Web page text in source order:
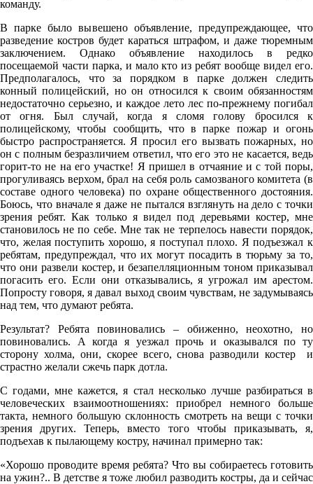
команду.
В парке было вывешено объявление, предупреждающее, что
разведение костров будет караться штрафом, и даже тюремным
заключением. Однако объявление находилось в редко
посещаемой части парка, и мало кто из ребят вообще видел его.
Предполагалось, что за порядком в парке должен следить
конный полицейский, но он относился к своим обязанностям
недостаточно серьезно, и каждое лето лес по-прежнему погибал
от огня. Был случай, когда я сломя голову бросился к
полицейскому, чтобы сообщить, что в парке пожар и огонь
быстро распространяется. Я просил его вызвать пожарных, но
он с полным безразличием ответил, что его это не касается, ведь
горит-то не на его участке! Я пришел в отчаяние и с той поры,
прогуливаясь верхом, брал на себя роль самозваного комитета (в
составе одного человека) по охране общественного достояния.
Боюсь, что вначале я даже не пытался взглянуть на дело с точки
зрения ребят. Как только я видел под деревьями костер, мне
становилось не по себе. Мне так не терпелось навести порядок,
что, желая поступить хорошо, я поступал плохо. Я подъезжал к
ребятам, предупреждал, что их могут посадить в тюрьму за то,
что они развели костер, и безапелляционным тоном приказывал
погасить его. Если они отказывались, я угрожал им арестом.
Попросту говоря, я давал выход своим чувствам, не задумываясь
над тем, что думают ребята.
Результат? Ребята повиновались – обиженно, неохотно, но
повиновались. А когда я уезжал прочь и оказывался по ту
сторону холма, они, скорее всего, снова разводили костер и
страстно желали сжечь парк дотла.
С годами, мне кажется, я стал несколько лучше разбираться в
человеческих взаимоотношениях: приобрел немного больше
такта, немного большую склонность смотреть на вещи с точки
зрения других. Теперь, вместо того чтобы приказывать, я,
подъехав к пылающему костру, начинал примерно так:
«Хорошо проводите время ребята? Что вы собираетесь готовить
на ужин?.. В детстве я тоже любил разводить костры, да и сейчас